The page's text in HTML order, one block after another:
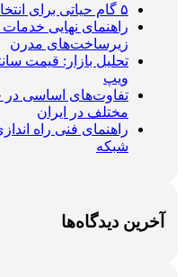
۵ گام حیاتی برای انتخاب و نصب تجهیزات ویپ پیشرفته
راهنمای نهایی
زیرساخت‌های مدرن
تحلیل بازار: قیمت
ویپ
تفاوت‌های اساسی در
مختلف در ایران
شبکه
آخرین دیدگاه‌ها